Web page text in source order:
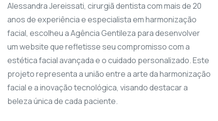
Alessandra Jereissati, cirurgiã dentista com mais de 20
anos de experiência e especialista em harmonização
facial, escolheu a Agência Gentileza para desenvolver
um website que refletisse seu compromisso com a
estética facial avançada e o cuidado personalizado. Este
projeto representa a união entre a arte da harmonização
facial e a inovação tecnológica, visando destacar a
beleza única de cada paciente.